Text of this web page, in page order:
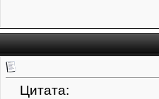
Цитата: